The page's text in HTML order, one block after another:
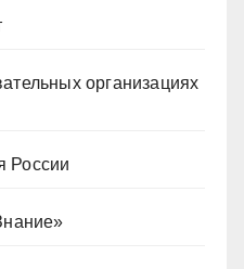
организациях
России